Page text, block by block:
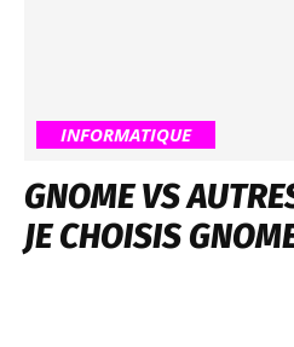
INFORMATIQUE
GNOME VS
JE CHOISIS